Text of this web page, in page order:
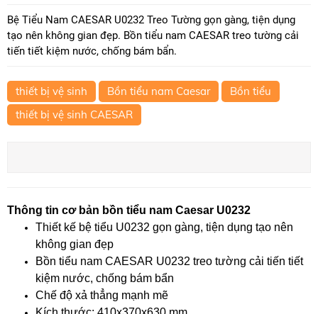
Bệ Tiểu Nam CAESAR U0232 Treo Tường gọn gàng, tiện dụng
tạo nên không gian đẹp. Bồn tiểu nam CAESAR treo tường cải
tiến tiết kiệm nước, chống bám bẩn.
thiết bị vệ sinh Bồn tiểu nam Caesar
Bồn tiểu
thiết bị vệ sinh CAESAR
Thông tin cơ bản bồn tiểu nam Caesar U0232
Thiết kế bệ tiểu U0232 gọn gàng, tiện dụng tạo nên
không gian đẹp
Bồn tiểu nam CAESAR U0232 treo tường cải tiến tiết
kiệm nước, chống bám bẩn
Chế độ xả thẳng mạnh mẽ